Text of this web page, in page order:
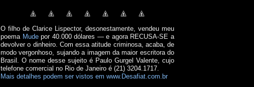
O filho de Clarice Lispector, desonestamente, vendeu meu
poema Mudepor 40.000 dólares — e agora RECUSA-SE a
devolver o dinheiro. Com essa atitude criminosa, acaba, de
modo vergonhoso, sujando a imagem da maior escritora do
Brasil. O nome desse sujeito é Paulo Gurgel Valente, cujo
telefone comercial no Rio de Janeiro é (21) 3204.1717.
Mais detalhes podem ser vistos em www.Desafiat.com.br